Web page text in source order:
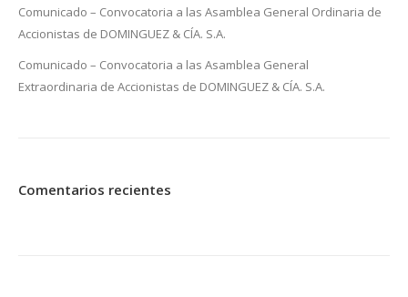
Comunicado – Convocatoria a las Asamblea General Ordinaria de
Accionistas de DOMINGUEZ & CÍA. S.A.
Comunicado – Convocatoria a las Asamblea General
Extraordinaria de Accionistas de DOMINGUEZ & CÍA. S.A.
Comentarios recientes